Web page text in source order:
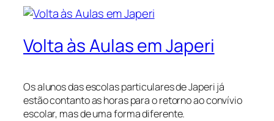
Volta às Aulas em Japeri
Os alunos das escolas particulares de Japeri já
estão contanto as horas para o retorno ao convívio
escolar, mas de uma forma diferente.